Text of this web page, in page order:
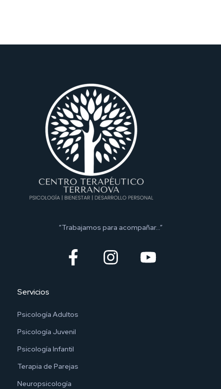
“Trabajamos para acompañar…”
Servicios
Psicología Adultos
Psicología Juvenil
Psicología Infantil
Terapia de Parejas
Neuropsicología